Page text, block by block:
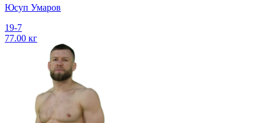
Юсуп Умаров
19-7
77.00 кг